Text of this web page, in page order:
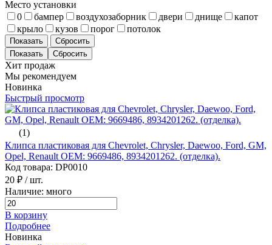
Место установки
0
бампер воздухозаборник двери днище
капот
крыло
кузов порог потолок
Показать Сбросить
Хит продаж
Мы рекомендуем
Новинка
Быстрый просмотр
(1)
Клипса пластиковая для Chevrolet, Chrysler, Daewoo, Ford, GM,
Opel, Renault ОЕМ: 9669486, 8934201262. (отделка).
Код товара: DP0010
20 ₽ / шт.
Наличие: много
В корзину
Подробнее
Новинка